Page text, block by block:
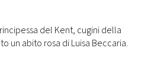
del Kent, cugini della
un abito rosa di Luisa Beccaria.